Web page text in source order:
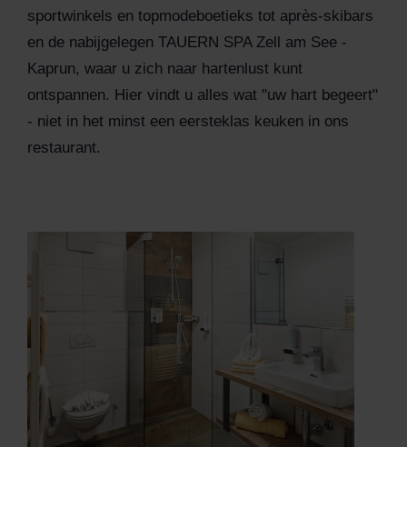
sportwinkels en topmodeboetieks tot après-skibars
en de nabijgelegen TAUERN SPA Zell am See -
Kaprun, waar u zich naar hartenlust kunt
ontspannen. Hier vindt u alles wat "uw hart begeert"
- niet in het minst een eersteklas keuken in ons
restaurant.